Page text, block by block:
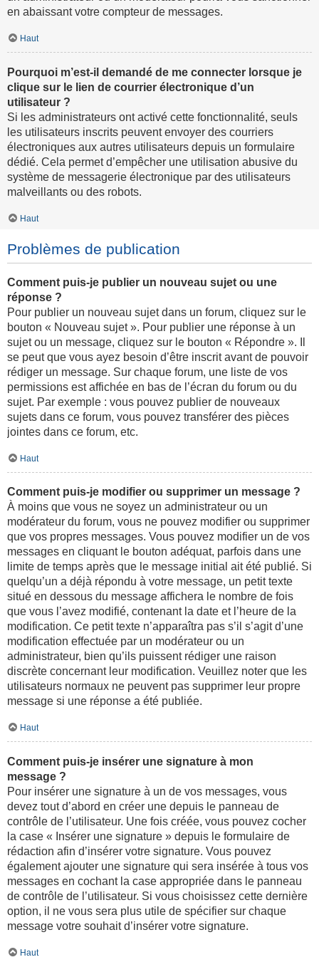
en abaissant votre compteur de messages.
Haut
Pourquoi m’est-il demandé de me connecter lorsque je
clique sur le lien de courrier électronique d’un
utilisateur ?
Si les administrateurs ont activé cette fonctionnalité, seuls
les utilisateurs inscrits peuvent envoyer des courriers
électroniques aux autres utilisateurs depuis un formulaire
dédié. Cela permet d’empêcher une utilisation abusive du
système de messagerie électronique par des utilisateurs
malveillants ou des robots.
Haut
Problèmes de publication
Comment puis-je publier un nouveau sujet ou une
réponse ?
Pour publier un nouveau sujet dans un forum, cliquez sur le
bouton « Nouveau sujet ». Pour publier une réponse à un
sujet ou un message, cliquez sur le bouton « Répondre ». Il
se peut que vous ayez besoin d’être inscrit avant de pouvoir
rédiger un message. Sur chaque forum, une liste de vos
permissions est affichée en bas de l’écran du forum ou du
sujet. Par exemple : vous pouvez publier de nouveaux
sujets dans ce forum, vous pouvez transférer des pièces
jointes dans ce forum, etc.
Haut
Comment puis-je modifier ou supprimer un message ?
À moins que vous ne soyez un administrateur ou un
modérateur du forum, vous ne pouvez modifier ou supprimer
que vos propres messages. Vous pouvez modifier un de vos
messages en cliquant le bouton adéquat, parfois dans une
limite de temps après que le message initial ait été publié. Si
quelqu’un a déjà répondu à votre message, un petit texte
situé en dessous du message affichera le nombre de fois
que vous l’avez modifié, contenant la date et l’heure de la
modification. Ce petit texte n’apparaîtra pas s’il s’agit d’une
modification effectuée par un modérateur ou un
administrateur, bien qu’ils puissent rédiger une raison
discrète concernant leur modification. Veuillez noter que les
utilisateurs normaux ne peuvent pas supprimer leur propre
message si une réponse a été publiée.
Haut
Comment puis-je insérer une signature à mon
message ?
Pour insérer une signature à un de vos messages, vous
devez tout d’abord en créer une depuis le panneau de
contrôle de l’utilisateur. Une fois créée, vous pouvez cocher
la case « Insérer une signature » depuis le formulaire de
rédaction afin d’insérer votre signature. Vous pouvez
également ajouter une signature qui sera insérée à tous vos
messages en cochant la case appropriée dans le panneau
de contrôle de l’utilisateur. Si vous choisissez cette dernière
option, il ne vous sera plus utile de spécifier sur chaque
message votre souhait d’insérer votre signature.
Haut